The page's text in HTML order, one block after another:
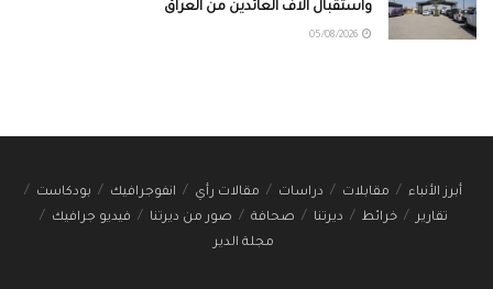
واستقبال آلاف العائدين من العراق
أبرز الأنباء مقابلات دراسات مقالات رأي انفوجرافيك
بودكاست
تقارير
خرائط ديرتنا صحافة صور من ديرتنا
فيديو جرافيك
مجلة الدير